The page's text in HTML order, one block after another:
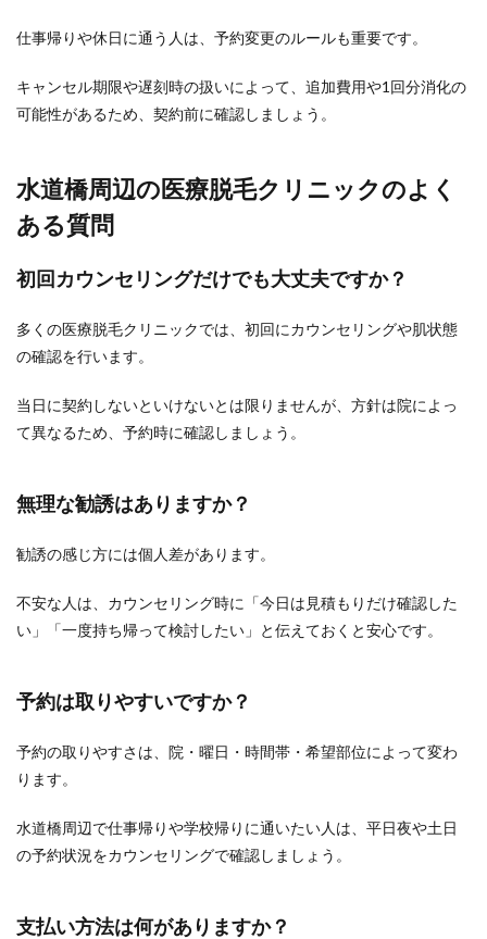
仕事帰りや休日に通う人は、予約変更のルールも重要です。
キャンセル期限や遅刻時の扱いによって、追加費用や1回分消化の
可能性があるため、契約前に確認しましょう。
水道橋周辺の医療脱毛クリニックのよく
ある質問
初回カウンセリングだけでも大丈夫ですか？
多くの医療脱毛クリニックでは、初回にカウンセリングや肌状態
の確認を行います。
当日に契約しないといけないとは限りませんが、方針は院によっ
て異なるため、予約時に確認しましょう。
無理な勧誘はありますか？
勧誘の感じ方には個人差があります。
不安な人は、カウンセリング時に「今日は見積もりだけ確認した
い」「一度持ち帰って検討したい」と伝えておくと安心です。
予約は取りやすいですか？
予約の取りやすさは、院・曜日・時間帯・希望部位によって変わ
ります。
水道橋周辺で仕事帰りや学校帰りに通いたい人は、平日夜や土日
の予約状況をカウンセリングで確認しましょう。
支払い方法は何がありますか？